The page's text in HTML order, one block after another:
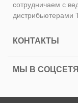
сотрудничаем с
дистрибьютерами
КОНТАКТЫ
МЫ В